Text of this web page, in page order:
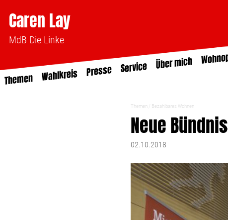
Caren Lay
MdB Die Linke
Themen Wahlkreis Presse Service Über mich
Themen Bezahlbares Wohnen
Neue
02.10.2018